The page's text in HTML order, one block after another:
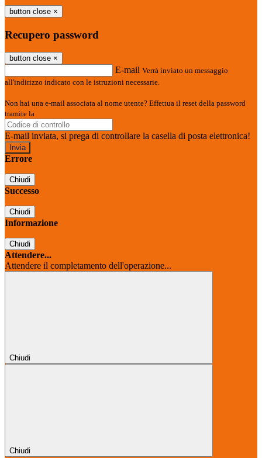
button close ×
Recupero password
button close ×
E-mail Verrà inviato un messaggio
all'indirizzo indicato con le istruzioni necessarie.
Non hai una e-mail associata al nome utente? Effettua il reset della password
tramite la
E-mail inviata, si prega di controllare la casella di posta elettronica!
Errore
Chiudi
Successo
Chiudi
Informazione
Chiudi
Attendere...
Attendere il completamento dell'operazione...
Chiudi
Chiudi